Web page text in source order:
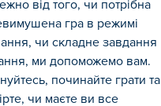
від того, чи потрібна
гра в режимі
чи складне завдання
ми допоможемо вам.
починайте грати та
чи маєте ви все